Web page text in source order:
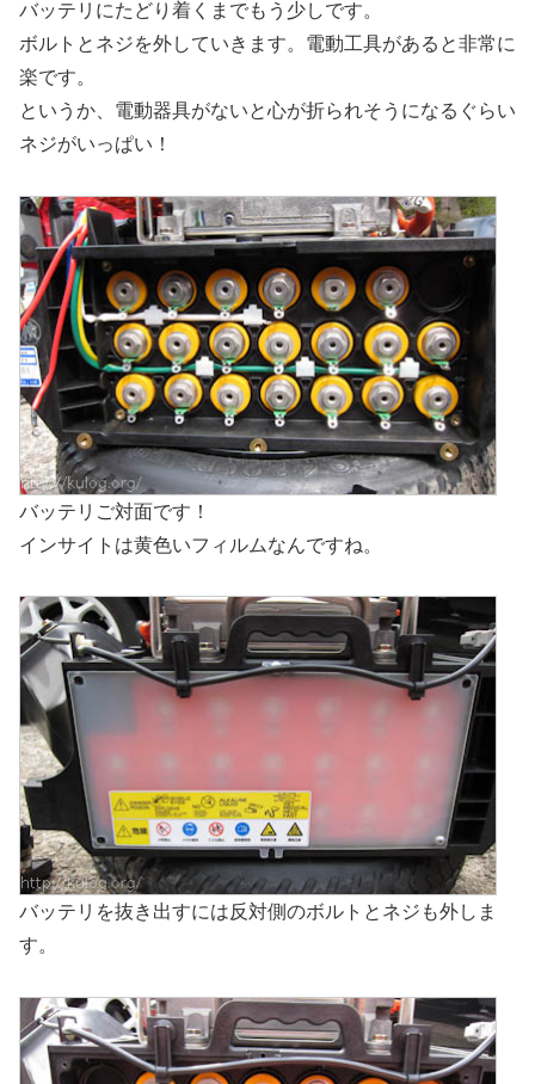
バッテリにたどり着くまでもう少しです。
ボルトとネジを外していきます。電動工具があると非常に
楽です。
というか、電動器具がないと心が折られそうになるぐらい
ネジがいっぱい！
バッテリご対面です！
インサイトは黄色いフィルムなんですね。
バッテリを抜き出すには反対側のボルトとネジも外しま
す。